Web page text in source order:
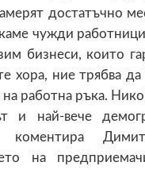
достатъчно
чужди
бизнеси, които
хора, ние трябва
на работна ръка.
и най-вече
коментира
на